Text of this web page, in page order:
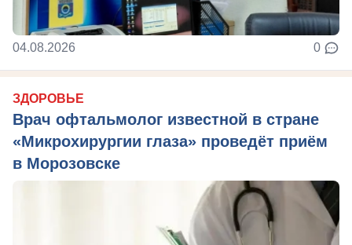
04.08.2026 0
ЗДОРОВЬЕ
Врач офтальмолог известной в стране
«Микрохирургии глаза» проведёт приём
в Морозовске